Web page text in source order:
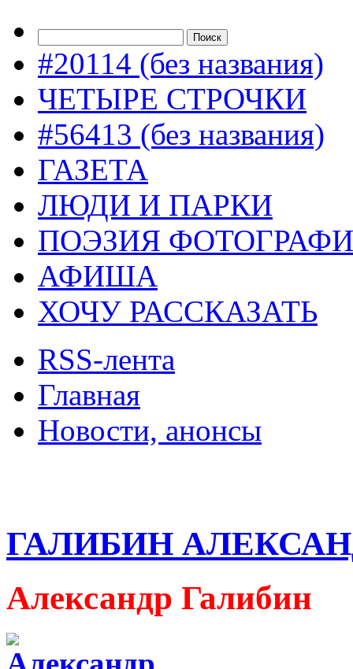
#20114 (без названия)
ЧЕТЫРЕ СТРОЧКИ
#56413 (без названия)
ГАЗЕТА
ЛЮДИ И ПАРКИ
ПОЭЗИЯ
АФИША
ХОЧУ РАССКАЗАТЬ
RSS-лента
Главная
Новости, анонсы
ГАЛИБИН
Александр Галибин